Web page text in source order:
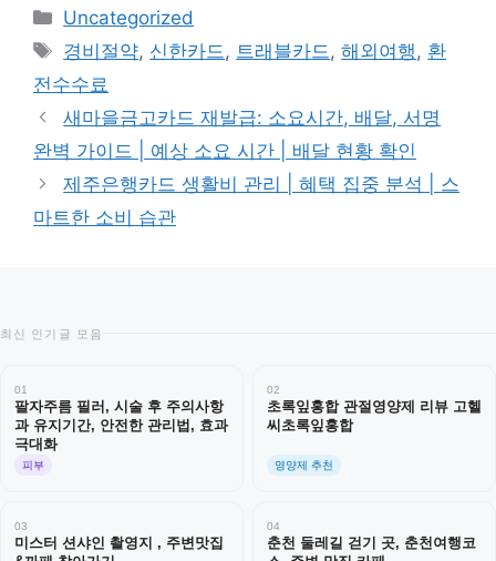
카
테
고
리
Uncategorized
태
그
경비절약, 신한카드 , 트래블카드 ,해외여행 , 환
전수수료
새마을금고카드 재발급: 소요시간, 배달, 서명
완벽 가이드 | 예상 소요 시간 | 배달 현황 확인
제주은행카드 생활비 관리 | 혜택 집중 분석 | 스
마트한 소비 습관
최신 인기글 모음
01
팔자주름 필러, 시술 후 주의사항
과 유지기간, 안전한 관리법, 효과
극대화
피부
02
초록잎홍합 관절영양제 리뷰 고헬
씨초록잎홍합
영양제 추천
03
미스터 션샤인 촬영지 , 주변맛집
04
춘천 둘레길 걷기 곳, 춘천여행코